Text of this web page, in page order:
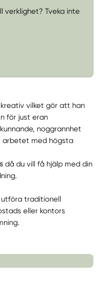
verklighet? Tveka inte
vilket gör att han
för just eran
noggrannhet
arbetet med högsta
då du vill få hjälp med din
traditionell
eller kontors